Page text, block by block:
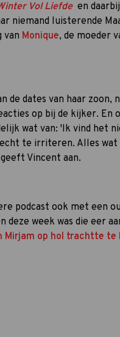
Vol Liefde en
niemand luisterende
van Monique, de moeder
de dates van haar zoon,
op bij de kijker. En
wat van: 'Ik vind het
te irriteren. Alles wat
Vincent aan.
podcast ook met een
deze week was die eer
Mirjam op hol trachtte te